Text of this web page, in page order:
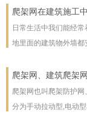
爬架网在建筑施工
日常生活中我们能经
地里面的建筑物外墙
爬架网、建筑爬架
爬架网也叫爬架防护
分为手动拉动型,电动